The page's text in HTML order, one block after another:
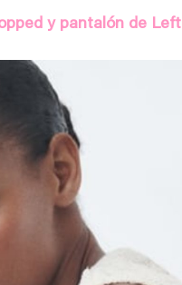
y pantalón de